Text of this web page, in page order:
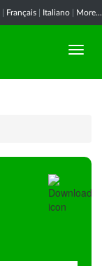
Français Italiano More...